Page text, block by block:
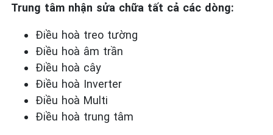
Trung tâm nhận sửa chữa tất cả các dòng:
Điều hoà treo tường
Điều hoà âm trần
Điều hoà cây
Điều hoà Inverter
Điều hoà Multi
Điều hoà trung tâm